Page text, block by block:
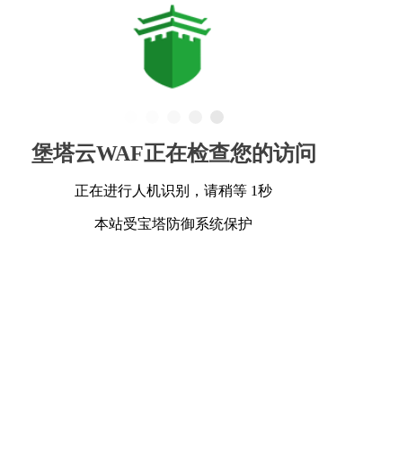
堡塔云WAF正在检查您的访问
正在进行人机识别，请稍等 1秒
本站受宝塔防御系统保护